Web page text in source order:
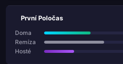
První Poločas
Doma
Remíza
Hosté